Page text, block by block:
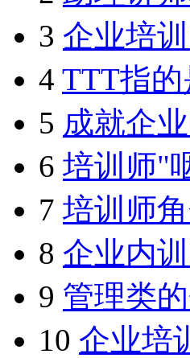
3 企业培
4 TTT指的
5 成就企
6 培训师"
7 培训师
8 企业内
9 管理类
10 企业培